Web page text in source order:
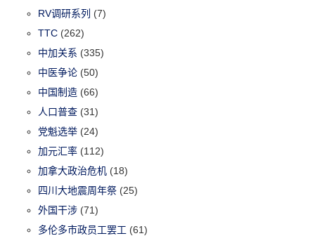
RV调研系列 (7)
TTC (262)
中加关系 (335)
中医争论 (50)
中国制造 (66)
人口普查 (31)
党魁选举 (24)
加元汇率 (112)
加拿大政治危机 (18)
四川大地震周年祭 (25)
外国干涉 (71)
多伦多市政员工罢工 (61)